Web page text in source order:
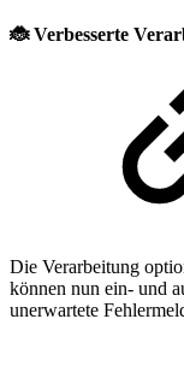
🐞Verbesserte
Die Verarbeitung
können nun ein- und
unerwartete